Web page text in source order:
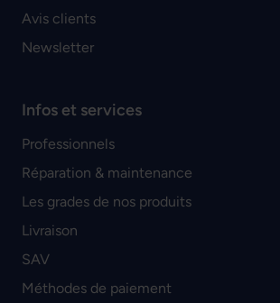
Avis clients
Newsletter
Infos et services
Professionnels
Réparation & maintenance
Les grades de nos produits
Livraison
SAV
Méthodes de paiement